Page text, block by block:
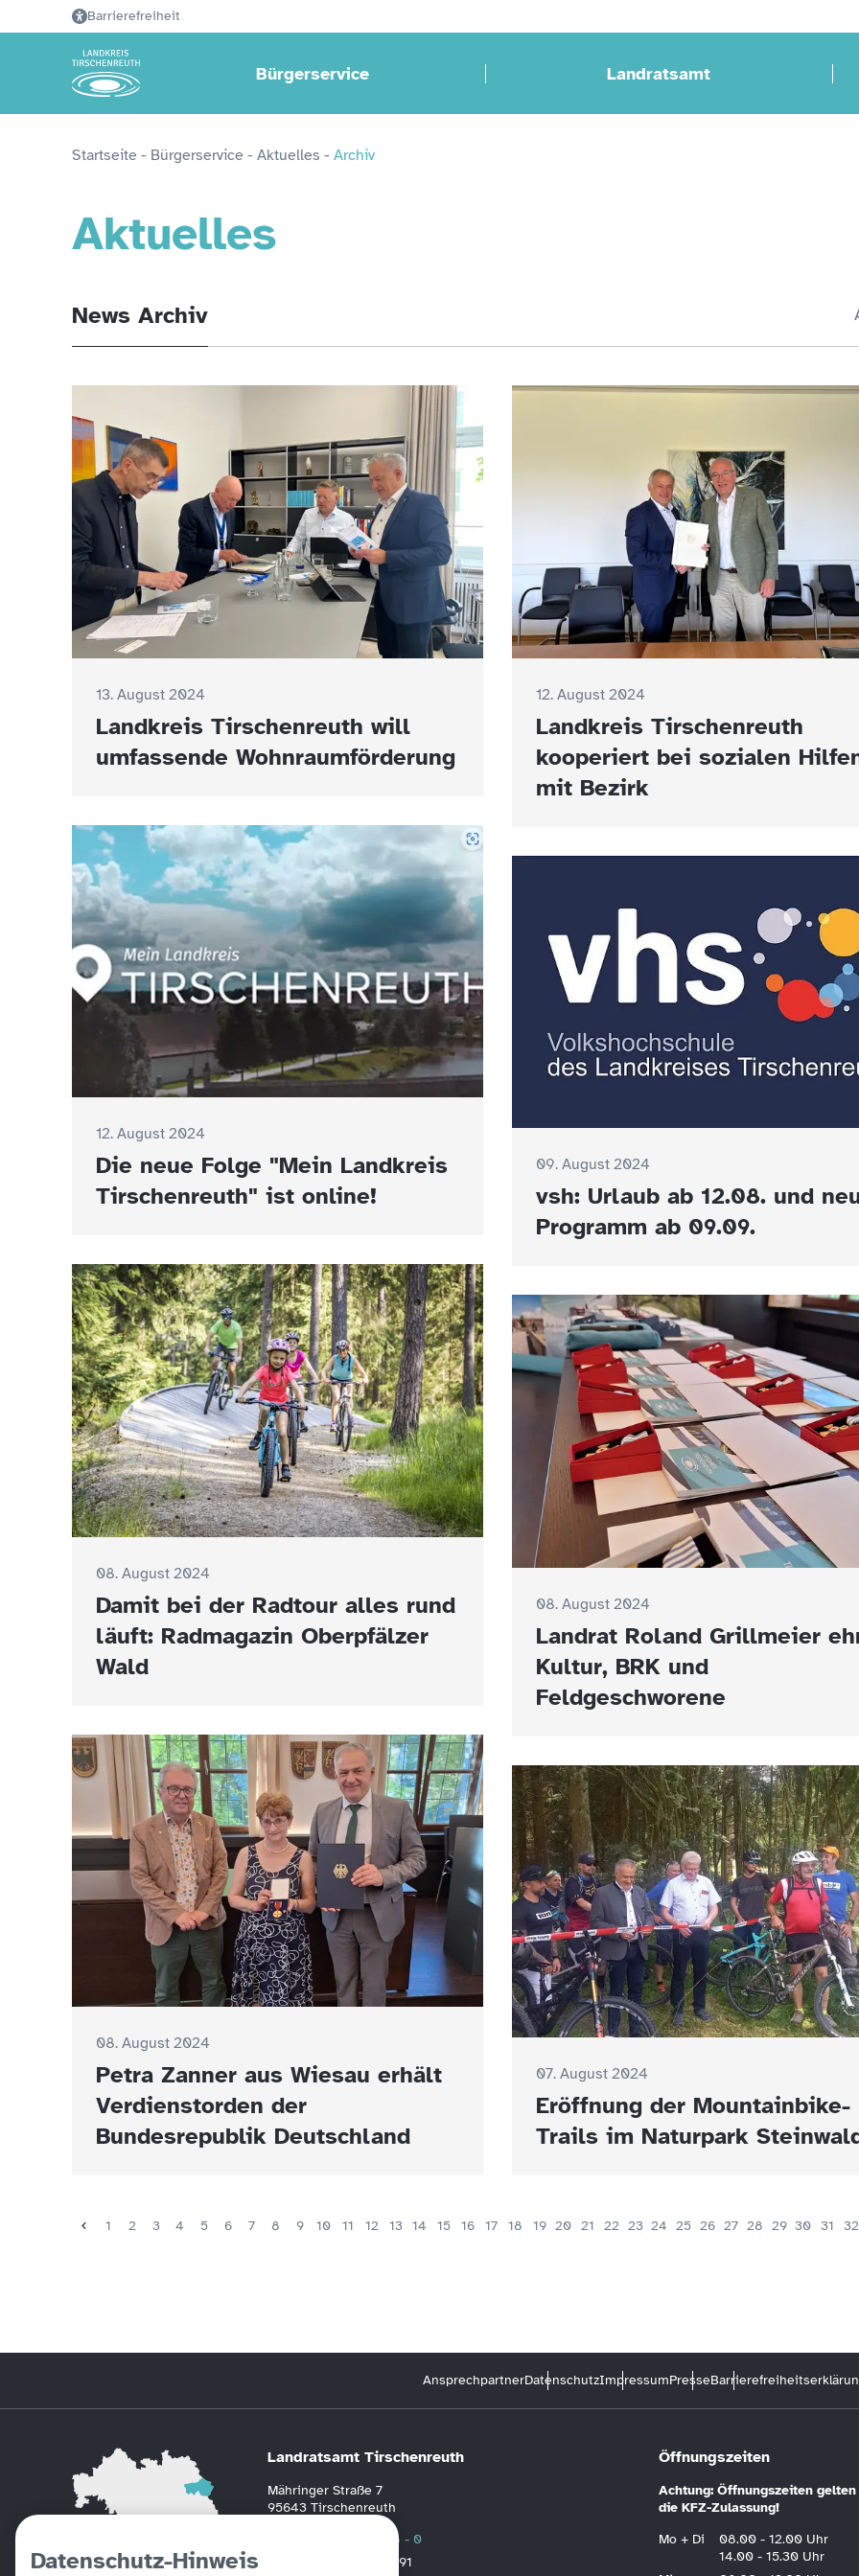
Datenschutz-Hinweis
Barrierefreiheit
Bürgerservice Landratsamt
Startseite - Bürgerservice - Aktuelles - Archiv
Aktuelles
News Archiv
13. August 2024
Landkreis Tirschenreuth will
umfassende Wohnraumförderung
12. August 2024
Landkreis Tirschenreuth
kooperiert bei sozialen
mit Bezirk
12. August 2024
Die neue Folge "Mein Landkreis
Tirschenreuth" ist online!
09. August 2024
vsh: Urlaub ab 12.08. und
Programm ab 09.09.
08. August 2024
Damit bei der Radtour alles rund
läuft: Radmagazin Oberpfälzer
Wald
08. August 2024
Landrat Roland Grillmeier
Kultur, BRK und
Feldgeschworene
08. August 2024
Petra Zanner aus Wiesau erhält
Verdienstorden der
Bundesrepublik Deutschland
07. August 2024
Eröffnung der Mountainbike-
Trails im Naturpark
1 2 3 4 5 6 7 8 9 10 11 12 13 14 15 16 17 18 19 20 21 22 23 24 25 26 27 28 29 30 31 32
AnsprechpartnerDatenschutzImpressumPresse
Landratsamt Tirschenreuth
Mähringer Straße 7
95643 Tirschenreuth
0 96 31 / 88 - 0
0 96 31 / 2391
Öffnungszeiten
Achtung: Öffnungszeiten
die KFZ-Zulassung!
Mo + Di
08.00 - 12.00 Uhr
14.00 - 15.30 Uhr